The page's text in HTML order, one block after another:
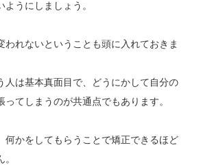
うにしましょう。
われないということも頭に入れておきま
人は基本真面目で、どうにかして自分の
てしまうのが共通点でもあります。
何かをしてもらうことで矯正できるほど